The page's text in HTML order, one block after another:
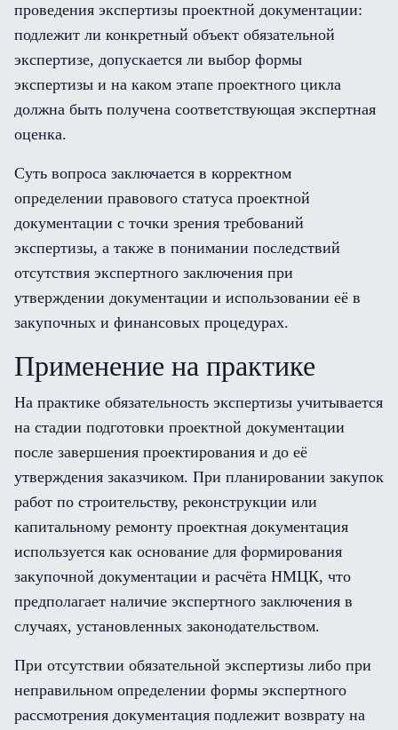
проведения экспертизы проектной документации:
подлежит ли конкретный объект обязательной
экспертизе, допускается ли выбор формы
экспертизы и на каком этапе проектного цикла
должна быть получена соответствующая экспертная
оценка.
Суть вопроса заключается в корректном
определении правового статуса проектной
документации с точки зрения требований
экспертизы, а также в понимании последствий
отсутствия экспертного заключения при
утверждении документации и использовании её в
закупочных и финансовых процедурах.
Применение на практике
На практике обязательность экспертизы учитывается
на стадии подготовки проектной документации
после завершения проектирования и до её
утверждения заказчиком. При планировании закупок
работ по строительству, реконструкции или
капитальному ремонту проектная документация
используется как основание для формирования
закупочной документации и расчёта НМЦК, что
предполагает наличие экспертного заключения в
случаях, установленных законодательством.
При отсутствии обязательной экспертизы либо при
неправильном определении формы экспертного
рассмотрения документация подлежит возврату на